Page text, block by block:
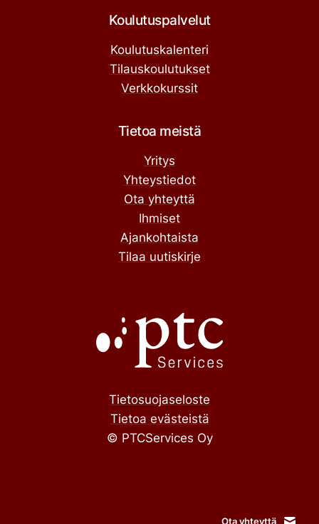
Koulutuspalvelut
Koulutuskalenteri
Tilauskoulutukset
Verkkokurssit
Tietoa meistä
Yritys
Yhteystiedot
Ota yhteyttä
Ihmiset
Ajankohtaista
Tilaa uutiskirje
Tietosuojaseloste
Tietoa evästeistä
© PTCServices Oy
Ota yhteyttä